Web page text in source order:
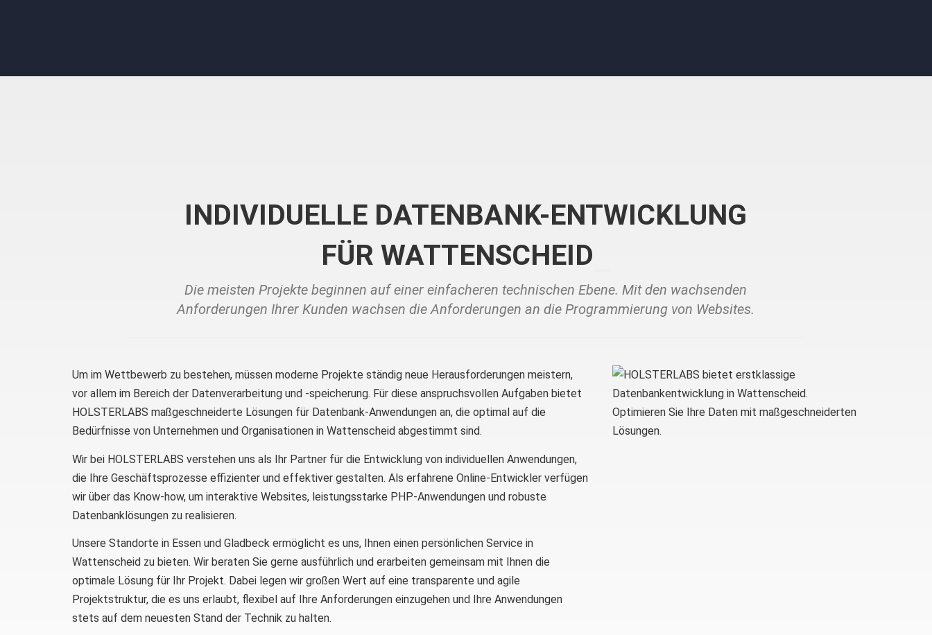
INDIVIDUELLE DATENBANK-ENTWICKLUNG
FÜR WATTENSCHEID
Die meisten Projekte beginnen auf einer einfacheren technischen Ebene. Mit den wachsenden
Anforderungen Ihrer Kunden wachsen die Anforderungen an die Programmierung von Websites.
Um im Wettbewerb zu bestehen, müssen moderne Projekte ständig neue Herausforderungen meistern,
vor allem im Bereich der Datenverarbeitung und -speicherung. Für diese anspruchsvollen Aufgaben bietet
HOLSTERLABS maßgeschneiderte Lösungen für Datenbank-Anwendungen an, die optimal auf die
Bedürfnisse von Unternehmen und Organisationen in Wattenscheid abgestimmt sind.
Wir bei HOLSTERLABS verstehen uns als Ihr Partner für die Entwicklung von individuellen Anwendungen,
die Ihre Geschäftsprozesse effizienter und effektiver gestalten. Als erfahrene Online-Entwickler verfügen
wir über das Know-how, um interaktive Websites, leistungsstarke PHP-Anwendungen und robuste
Datenbanklösungen zu realisieren.
Unsere Standorte in Essen und Gladbeck ermöglicht es uns, Ihnen einen persönlichen Service in
Wattenscheid zu bieten. Wir beraten Sie gerne ausführlich und erarbeiten gemeinsam mit Ihnen die
optimale Lösung für Ihr Projekt. Dabei legen wir großen Wert auf eine transparente und agile
Projektstruktur, die es uns erlaubt, flexibel auf Ihre Anforderungen einzugehen und Ihre Anwendungen
stets auf dem neuesten Stand der Technik zu halten.